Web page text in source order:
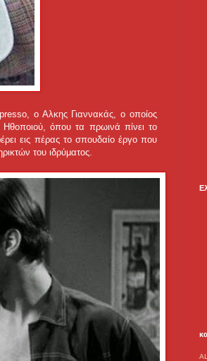
ο Αλκης Γιαννακάς, ο οποίος
Ηθοποιού, όπου τα πρωινά πίνει το
εις πέρας το σπουδαίο έργο που
του ιδρύματος.